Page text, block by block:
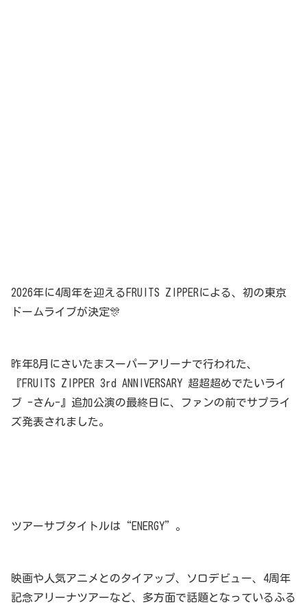
2026年に4周年を迎えるFRUITS ZIPPERによる、初の東京
ドームライブが決定🎊
昨年8月にさいたまスーパーアリーナで行われた、
『FRUITS ZIPPER 3rd ANNIVERSARY 超超超めでたいライ
ブ -さん-』追加公演の最終日に、ファンの前でサプライ
ズ発表されました。
ツアーサブタイトルは“ENERGY”。
映画や人気アニメとのタイアップ、ソロデビュー、4周年
記念アリーナツアーなど、多方面で話題となっているふる